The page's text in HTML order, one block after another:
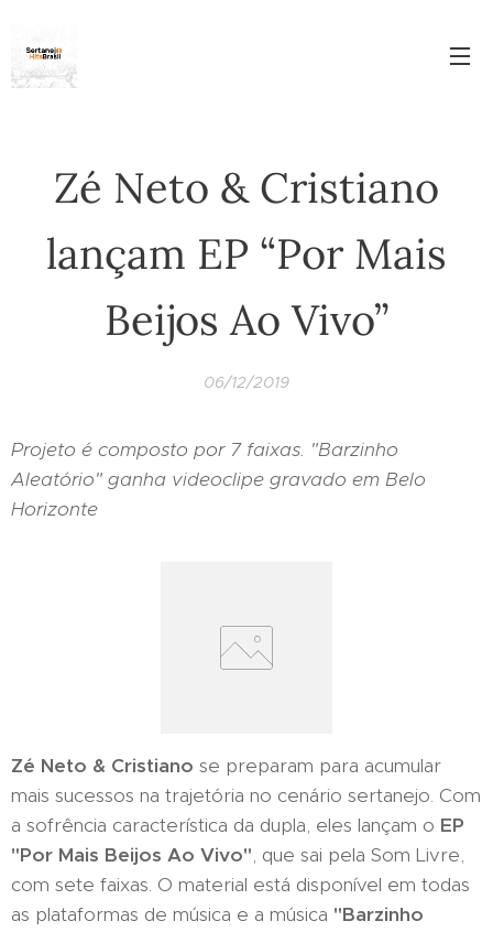
Zé Neto & Cristiano
lançam EP “Por Mais
Beijos Ao Vivo”
06/12/2019
Projeto é composto por 7 faixas. "Barzinho
Aleatório" ganha videoclipe gravado em Belo
Horizonte
Zé Neto & Cristiano se preparam para acumular
mais sucessos na trajetória no cenário sertanejo. Com
a sofrência característica da dupla, eles lançam o EP
"Por Mais Beijos Ao Vivo", que sai pela Som Livre,
com sete faixas. O material está disponível em todas
as plataformas de música e a música "Barzinho